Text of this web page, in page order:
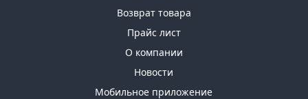
Возврат товара
Прайс лист
О компании
Новости
Мобильное приложение